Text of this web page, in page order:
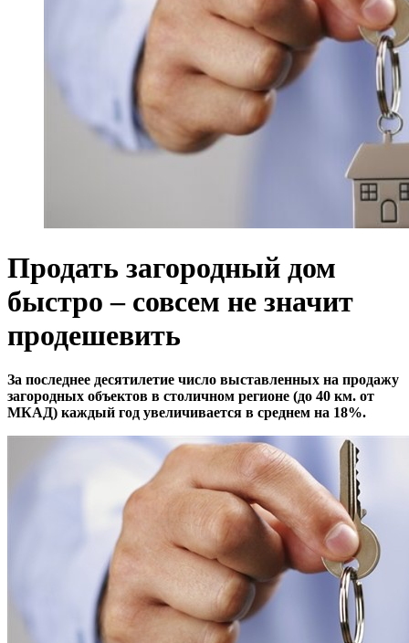
Продать загородный дом
быстро – совсем не значит
продешевить
За последнее десятилетие число выставленных на продажу
загородных объектов в столичном регионе (до 40 км. от
МКАД) каждый год увеличивается в среднем на 18%.